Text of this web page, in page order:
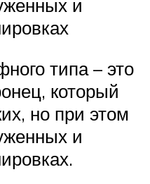
и
типа – это
который
но при этом
и